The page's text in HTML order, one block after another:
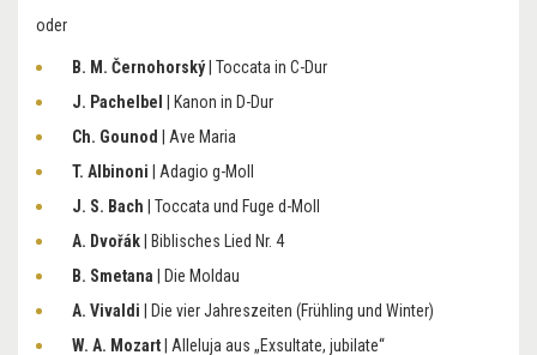
oder
B. M. Černohorský | Toccata in C-Dur
J. Pachelbel
| Kanon in D-Dur
Ch. Gounod
| Ave Maria
T. Albinoni
| Adagio g-Moll
J. S. Bach
| Toccata und Fuge d-Moll
A. Dvořák | Biblisches Lied Nr. 4
B. Smetana | Die Moldau
A. Vivaldi | Die vier Jahreszeiten (Frühling und Winter)
W. A. Mozart
| Alleluja aus „Exsultate, jubilate“